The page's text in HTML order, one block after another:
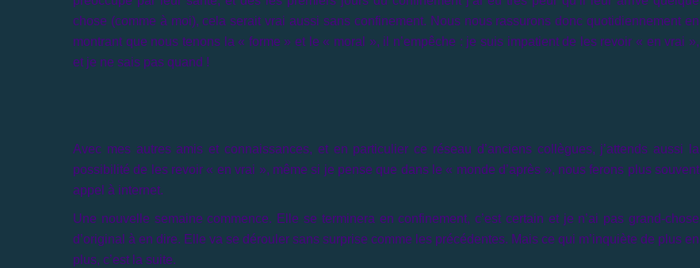
chose (comme à moi), cela serait vrai aussi sans confinement. Nous nous rassurons donc quotidiennement en
montrant que nous tenons la « forme » et le « moral », il n’empêche : je suis impatient de les revoir « en vrai »,
et je ne sais pas quand !
Avec mes autres amis et connaissances, et en particulier ce réseau d’anciens collègues, j’attends aussi la
possibilité de les revoir « en vrai », même si je pense que dans le « monde d’après », nous ferons plus souvent
appel à internet.
Une nouvelle semaine commence. Elle se terminera en confinement, c’est certain et je n’ai pas grand-chose
d’original à en dire. Elle va se dérouler sans surprise comme les précédentes. Mais ce qui m’inquiète de plus en
plus, c’est la suite.